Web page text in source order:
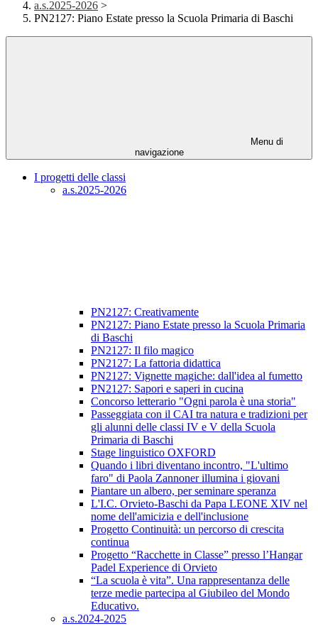
a.s.2025-2026 >
PN2127: Piano Estate presso la Scuola Primaria di Baschi
Menu di
navigazione
I progetti delle classi
a.s.2025-2026
PN2127: Creativamente
PN2127: Piano Estate presso la Scuola Primaria
di Baschi
PN2127: Il filo magico
PN2127: La fattoria didattica
PN2127: Vignette magiche: dall'idea al fumetto
PN2127: Sapori e saperi in cucina
Concorso letterario "Ogni parola è una storia"
Passeggiata con il CAI tra natura e tradizioni per
gli alunni delle classi IV e V della Scuola
Primaria di Baschi
Stage linguistico OXFORD
Quando i libri diventano incontro, "L'ultimo
faro" di Paola Zannoner illumina i giovani
Piantare un albero, per seminare speranza
L'I.C. Orvieto-Baschi da Papa LEONE XIV nel
nome dell'amicizia e dell'inclusione
Progetto Continuità: un percorso di crescita
continua
Progetto “Racchette in Classe” presso l’Hangar
Padel Experience di Orvieto
“La scuola è vita”. Una rappresentanza delle
terze medie partecipa al Giubileo del Mondo
Educativo.
a.s.2024-2025